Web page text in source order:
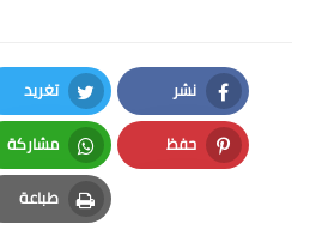
نشر
Facebook
تغريد
Twitter
حفظ
Pinterest
مشاركة
Whatsapp
طباعة
Print